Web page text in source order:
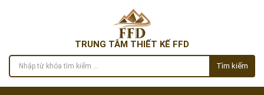
TRUNG TÂM THIẾT KẾ FFD
Tìm kiếm